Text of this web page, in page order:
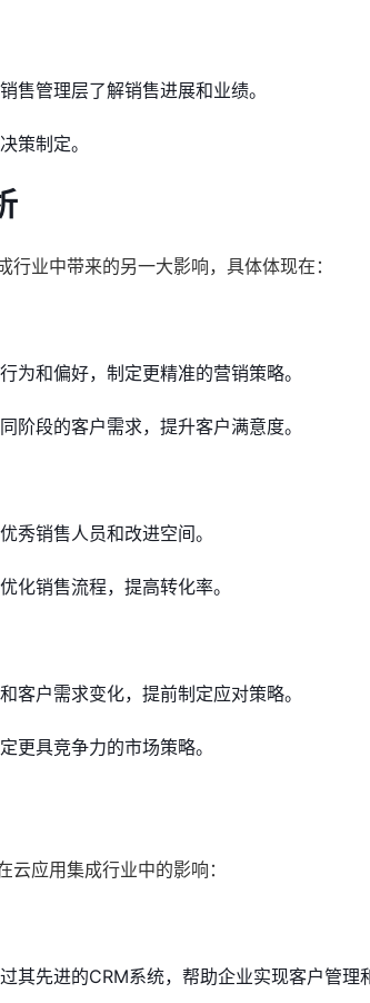
售管理层了解销售进展和业绩。
策制定。
业中带来的另一大影响，具体体现在：
为和偏好，制定更精准的营销策略。
阶段的客户需求，提升客户满意度。
秀销售人员和改进空间。
化销售流程，提高转化率。
客户需求变化，提前制定应对策略。
更具竞争力的市场策略。
应用集成行业中的影响：
其先进的CRM系统，帮助企业实现客户管理